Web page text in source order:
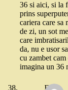
36 si aici, si la
prins
cariera care sa
de zi, un sot
care
da, nu e usor
cu zambet
imagina un 36
Eu